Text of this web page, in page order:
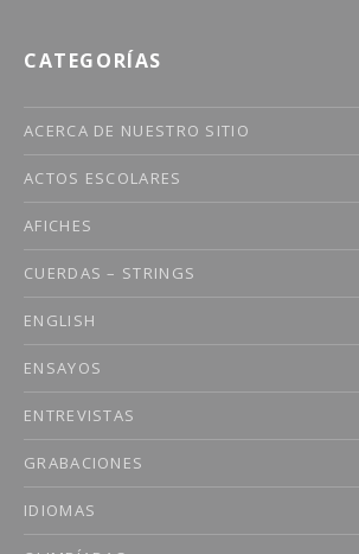
CATEGORÍAS
ACERCA DE NUESTRO SITIO
ACTOS ESCOLARES
AFICHES
CUERDAS – STRINGS
ENGLISH
ENSAYOS
ENTREVISTAS
GRABACIONES
IDIOMAS